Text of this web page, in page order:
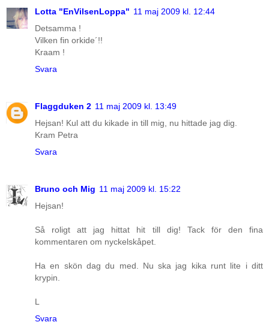
Lotta "EnVilsenLoppa" 11 maj 2009 kl. 12:44
Detsamma !
Vilken fin orkide´!!
Kraam !
Svara
Flaggduken 2 11 maj 2009 kl. 13:49
Hejsan! Kul att du kikade in till mig, nu hittade jag dig.
Kram Petra
Svara
Bruno och Mig 11 maj 2009 kl. 15:22
Hejsan!
Så roligt att jag hittat hit till dig! Tack för den fina
kommentaren om nyckelskåpet.
Ha en skön dag du med. Nu ska jag kika runt lite i ditt
krypin.
L
Svara